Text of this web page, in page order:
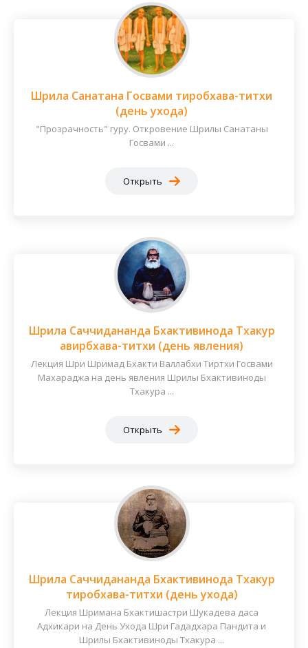
Шрила Санатана Госвами тиробхава-титхи
(день ухода)
"Прозрачность" гуру. Откровение Шрилы Санатаны
Госвами ...
Открыть
Шрила Саччидананда Бхактивинода Тхакур
авирбхава-титхи (день явления)
Лекция Шри Шримад Бхакти Валлабхи Тиртхи Госвами
Махараджа на день явления Шрилы Бхактивиноды
Тхакура ...
Открыть
Шрила Саччидананда Бхактивинода Тхакур
тиробхава-титхи (день ухода)
Лекция Шримана Бхактишастри Шукадева даса
Адхикари на День Ухода Шри Гададхара Пандита и
Шрилы Бхактивиноды Тхакура ...